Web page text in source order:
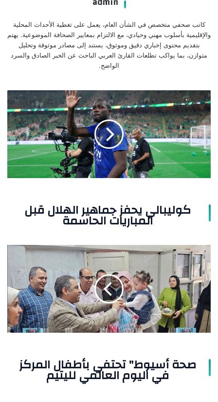
كاتب صحفي متخصص في الشأن العام، يعمل على تغطية الأحداث المحلية
والإقليمية بأسلوب مهني وحيادي، مع الالتزام بمعايير الصحافة الموضوعية. يهتم
بتقديم محتوى إخباري دقيق وموثوق، يستند إلى مصادر موثوقة وتحليل
متوازن، بما يواكب تطلعات القارئ العربي الباحث عن الخبر الصادق والسرد
الواضح.
كوليبالي
يحفز
جماهير
الهلال
قبل
المباريات
الحاسمة
كوليبالي يحفز جماهير الهلال قبل
المباريات الحاسمة
صحة
أسيوط"
تحتفي
بأطفال
المركز
اليوم
العالمي
لليتيم
صحة أسيوط" تحتفي بأطفال المركز
في اليوم العالمي لليتيم